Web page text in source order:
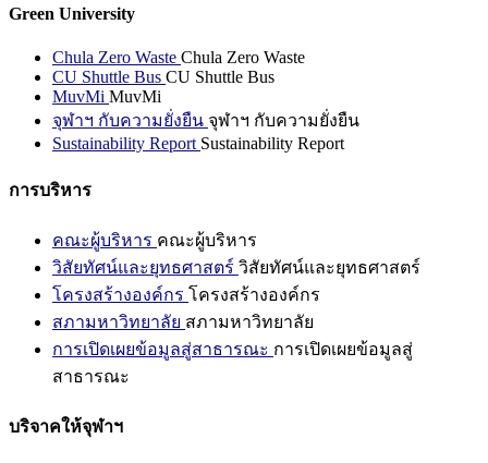
Green University
Chula Zero Waste Chula Zero Waste
CU Shuttle Bus CU Shuttle Bus
MuvMi MuvMi
จุฬาฯ กับความยั่งยืน จุฬาฯ กับความยั่งยืน
Sustainability Report Sustainability Report
การบริหาร
คณะผู้บริหาร คณะผู้บริหาร
วิสัยทัศน์และยุทธศาสตร์ วิสัยทัศน์และยุทธศาสตร์
โครงสร้างองค์กร โครงสร้างองค์กร
สภามหาวิทยาลัย สภามหาวิทยาลัย
การเปิดเผยข้อมูลสู่สาธารณะ การเปิดเผยข้อมูลสู่
สาธารณะ
บริจาคให้จุฬาฯ